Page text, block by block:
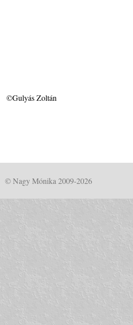
©Gulyás Zoltán
© Nagy Mónika 2009-2026